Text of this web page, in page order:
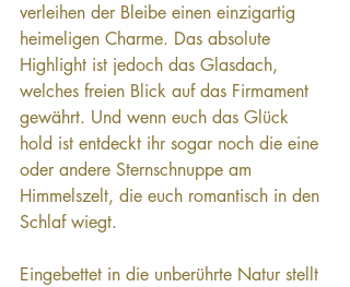
verleihen der Bleibe einen einzigartig
heimeligen Charme. Das absolute
Highlight ist jedoch das Glasdach,
welches freien Blick auf das Firmament
gewährt. Und wenn euch das Glück
hold ist entdeckt ihr sogar noch die eine
oder andere Sternschnuppe am
Himmelszelt, die euch romantisch in den
Schlaf wiegt.
Eingebettet in die unberührte Natur stellt